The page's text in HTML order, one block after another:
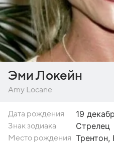
Эми Локейн
Amy Locane
Дата рождения 19
Знак зодиака Стрелец
Место рождения